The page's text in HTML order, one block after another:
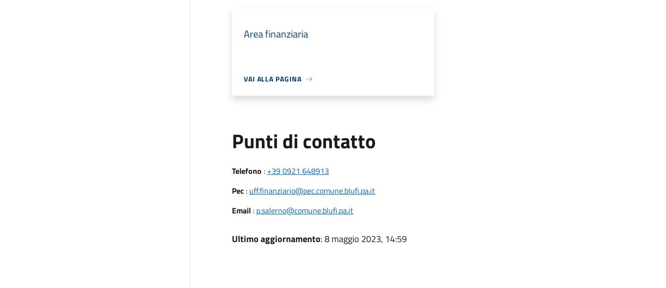
Area finanziaria
VAI ALLA PAGINA
Punti di contatto
Telefono : +39 0921 648913
Pec: uff.finanziario@pec.comune.blufi.pa.it
Email: p.salerno@comune.blufi.pa.it
Ultimo aggiornamento: 8 maggio 2023, 14:59